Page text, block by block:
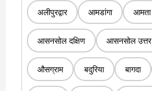
अलीपुरद्वार आमडांगा आमता
आसनसोल दक्षिण आसनसोल उत्तर
औसग्राम बदुरिया बागदा